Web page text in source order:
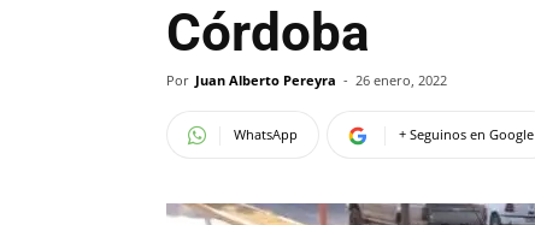
Córdoba
Por Juan Alberto Pereyra - 26 enero, 2022
WhatsApp + Seguinos en Google